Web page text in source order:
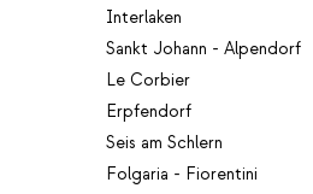
Interlaken
Sankt Johann - Alpendorf
Le Corbier
Erpfendorf
Seis am Schlern
Folgaria - Fiorentini